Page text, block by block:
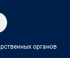
органов